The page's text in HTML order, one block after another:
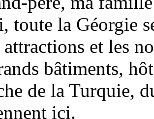
toute la Géorgie
attractions et les
bâtiments,
de la Turquie,
ici.